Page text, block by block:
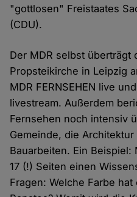
"gottlosen" Freistaates
(CDU).
Der MDR selbst überträgt
Propsteikirche in Leipzig
MDR FERNSEHEN live
livestream. Außerdem
Fernsehen noch intensiv
Gemeinde, die
Bauarbeiten. Ein Beispiel:
17 (!) Seiten einen
Fragen: Welche Farbe